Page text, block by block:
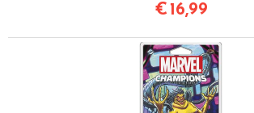
€ 16,99